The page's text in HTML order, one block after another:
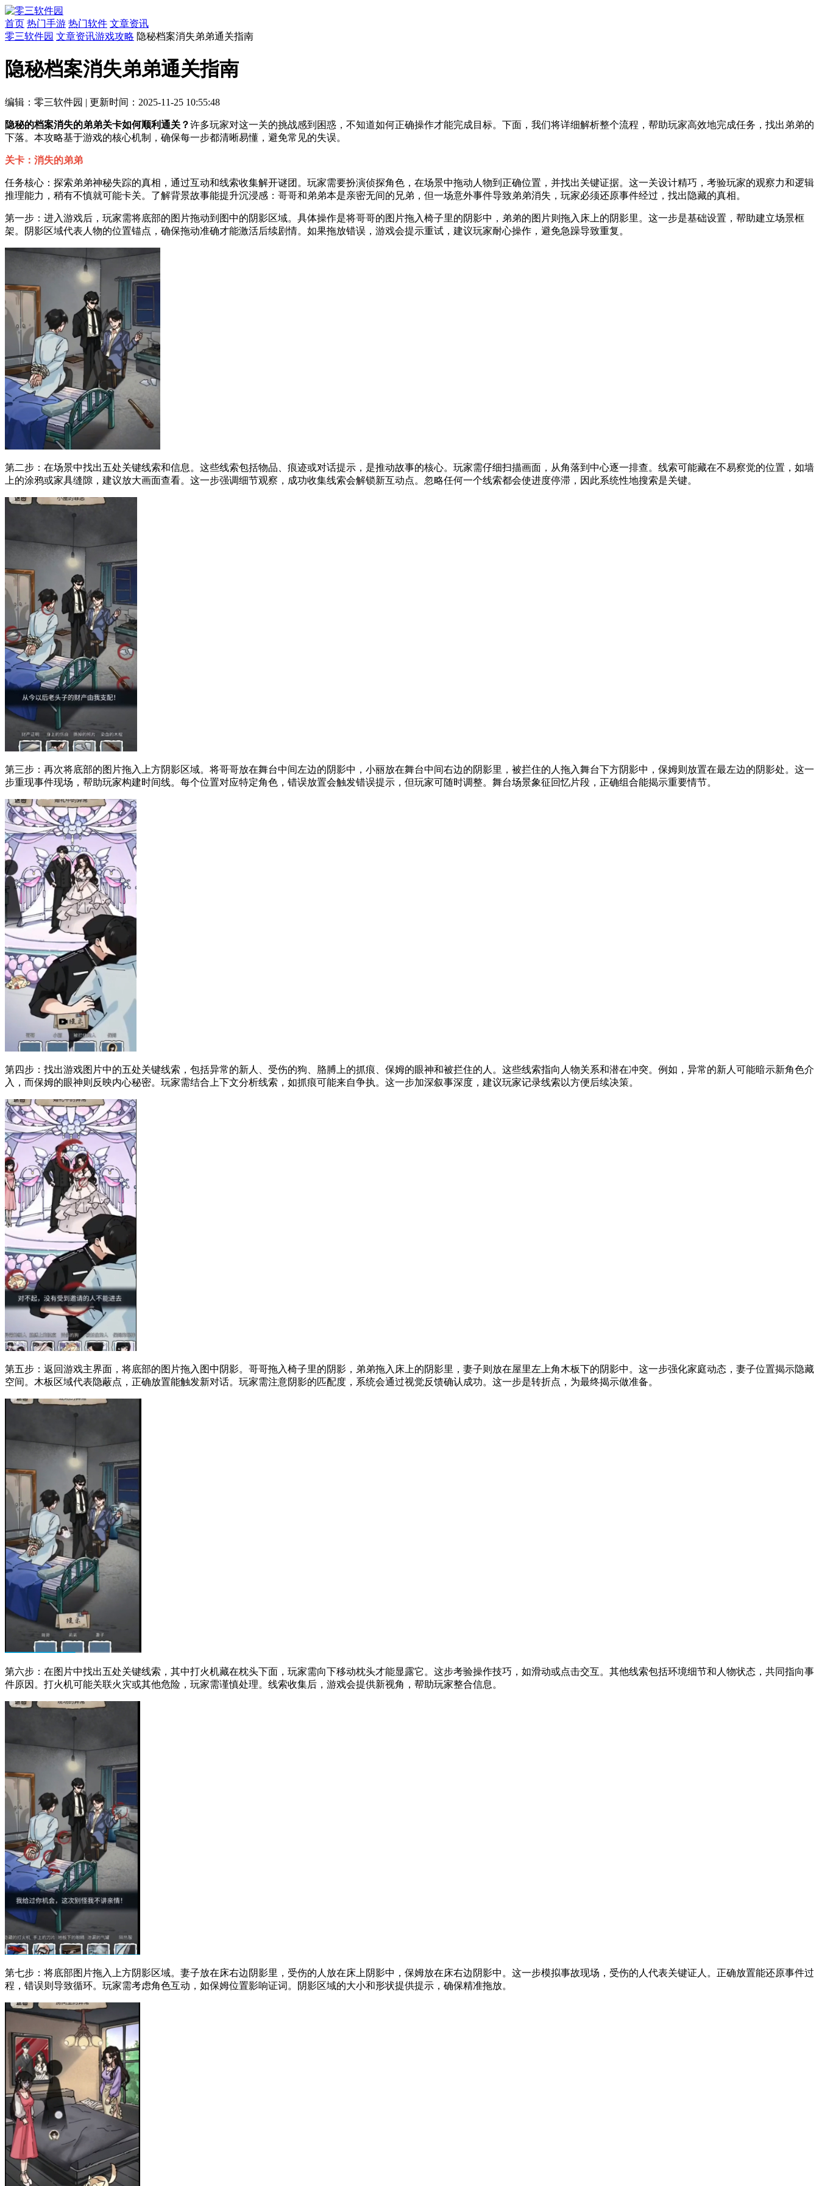
首页 热门手游 热门软件 文章资讯
零三软件园 文章资讯游戏攻略 隐秘档案消失弟弟通关指南
隐秘档案消失弟弟通关指南
编辑：零三软件园 | 更新时间：2025-11-25 10:55:48
隐秘的档案消失的弟弟关卡如何顺利通关？许多玩家对这一关的挑战感到困惑，不知道如何正确操作才能完成目标。下面，我们将详细解析整个流程，帮助玩家高效地完成任务，找出弟弟的
下落。本攻略基于游戏的核心机制，确保每一步都清晰易懂，避免常见的失误。
关卡：消失的弟弟
任务核心：探索弟弟神秘失踪的真相，通过互动和线索收集解开谜团。玩家需要扮演侦探角色，在场景中拖动人物到正确位置，并找出关键证据。这一关设计精巧，考验玩家的观察力和逻辑
推理能力，稍有不慎就可能卡关。了解背景故事能提升沉浸感：哥哥和弟弟本是亲密无间的兄弟，但一场意外事件导致弟弟消失，玩家必须还原事件经过，找出隐藏的真相。
第一步：进入游戏后，玩家需将底部的图片拖动到图中的阴影区域。具体操作是将哥哥的图片拖入椅子里的阴影中，弟弟的图片则拖入床上的阴影里。这一步是基础设置，帮助建立场景框
架。阴影区域代表人物的位置锚点，确保拖动准确才能激活后续剧情。如果拖放错误，游戏会提示重试，建议玩家耐心操作，避免急躁导致重复。
第二步：在场景中找出五处关键线索和信息。这些线索包括物品、痕迹或对话提示，是推动故事的核心。玩家需仔细扫描画面，从角落到中心逐一排查。线索可能藏在不易察觉的位置，如墙
上的涂鸦或家具缝隙，建议放大画面查看。这一步强调细节观察，成功收集线索会解锁新互动点。忽略任何一个线索都会使进度停滞，因此系统性地搜索是关键。
第三步：再次将底部的图片拖入上方阴影区域。将哥哥放在舞台中间左边的阴影中，小丽放在舞台中间右边的阴影里，被拦住的人拖入舞台下方阴影中，保姆则放置在最左边的阴影处。这一
步重现事件现场，帮助玩家构建时间线。每个位置对应特定角色，错误放置会触发错误提示，但玩家可随时调整。舞台场景象征回忆片段，正确组合能揭示重要情节。
第四步：找出游戏图片中的五处关键线索，包括异常的新人、受伤的狗、胳膊上的抓痕、保姆的眼神和被拦住的人。这些线索指向人物关系和潜在冲突。例如，异常的新人可能暗示新角色介
入，而保姆的眼神则反映内心秘密。玩家需结合上下文分析线索，如抓痕可能来自争执。这一步加深叙事深度，建议玩家记录线索以方便后续决策。
第五步：返回游戏主界面，将底部的图片拖入图中阴影。哥哥拖入椅子里的阴影，弟弟拖入床上的阴影里，妻子则放在屋里左上角木板下的阴影中。这一步强化家庭动态，妻子位置揭示隐藏
空间。木板区域代表隐蔽点，正确放置能触发新对话。玩家需注意阴影的匹配度，系统会通过视觉反馈确认成功。这一步是转折点，为最终揭示做准备。
第六步：在图片中找出五处关键线索，其中打火机藏在枕头下面，玩家需向下移动枕头才能显露它。这步考验操作技巧，如滑动或点击交互。其他线索包括环境细节和人物状态，共同指向事
件原因。打火机可能关联火灾或其他危险，玩家需谨慎处理。线索收集后，游戏会提供新视角，帮助玩家整合信息。
第七步：将底部图片拖入上方阴影区域。妻子放在床右边阴影里，受伤的人放在床上阴影中，保姆放在床右边阴影中。这一步模拟事故现场，受伤的人代表关键证人。正确放置能还原事件过
程，错误则导致循环。玩家需考虑角色互动，如保姆位置影响证词。阴影区域的大小和形状提供提示，确保精准拖放。